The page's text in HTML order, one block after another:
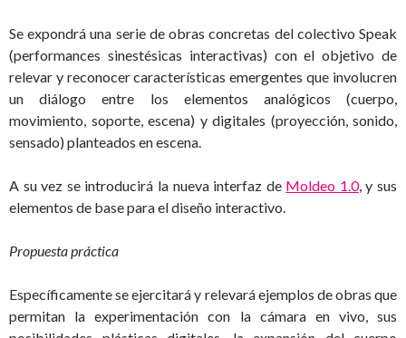
Se expondrá una serie de obras concretas del colectivo Speak
(performances sinestésicas interactivas) con el objetivo de
relevar y reconocer características emergentes que involucren
un diálogo entre los elementos analógicos (cuerpo,
movimiento, soporte, escena) y digitales (proyección, sonido,
sensado) planteados en escena.
A su vez se introducirá la nueva interfaz de Moldeo 1.0, y sus
elementos de base para el diseño interactivo.
Propuesta práctica
Específicamente se ejercitará y relevará ejemplos de obras que
permitan la experimentación con la cámara en vivo, sus